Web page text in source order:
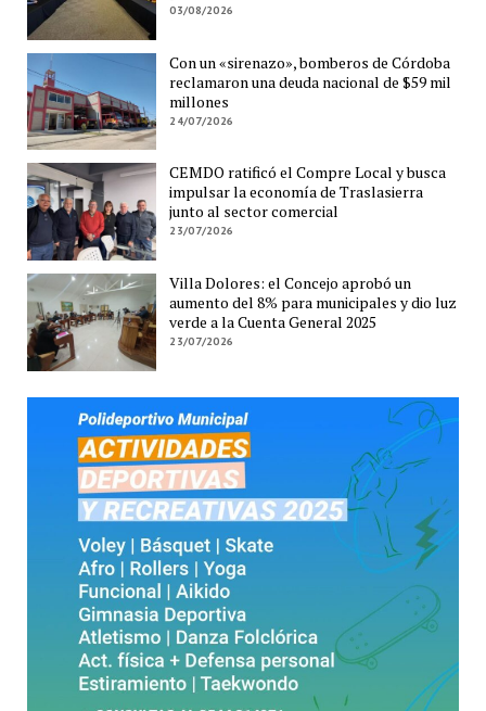
03/08/2026
Con un «sirenazo», bomberos de Córdoba
reclamaron una deuda nacional de $59 mil
millones
24/07/2026
CEMDO ratificó el Compre Local y busca
impulsar la economía de Traslasierra
junto al sector comercial
23/07/2026
Villa Dolores: el Concejo aprobó un
aumento del 8% para municipales y dio luz
verde a la Cuenta General 2025
23/07/2026